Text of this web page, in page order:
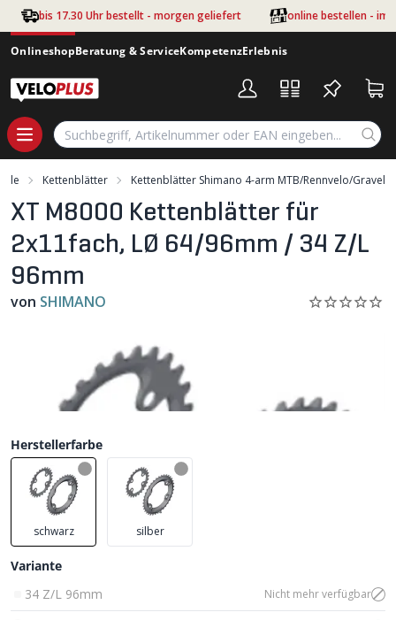
Zum Hauptinhalt springen
bis 17.30 Uhr bestellt - morgen geliefert online bestellen - im
OnlineshopBeratung & ServiceKompetenzErlebnis
Kettenblätter Kettenblätter Shimano 4-arm MTB/Rennvelo/Gravel
XT M8000 Kettenblätter für
2x11fach, LØ 64/96mm / 34 Z/L
96mm
von SHIMANO
Herstellerfarbe
schwarz silber
Variante
34 Z/L 96mm
Nicht mehr verfügbar